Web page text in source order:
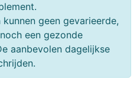
geen gevarieerde,
een gezonde
aanbevolen dagelijkse